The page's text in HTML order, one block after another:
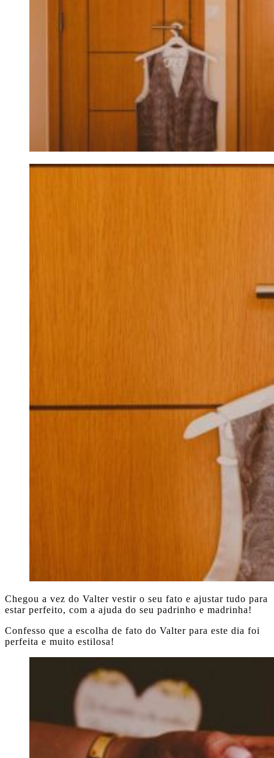
Chegou a vez do Valter vestir o seu fato e ajustar tudo para
estar perfeito, com a ajuda do seu padrinho e madrinha!
Confesso que a escolha de fato do Valter para este dia foi
perfeita e muito estilosa!